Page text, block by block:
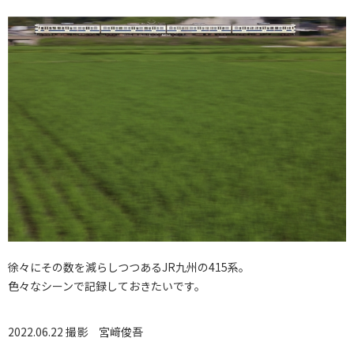
徐々にその数を減らしつつあるJR九州の415系。
色々なシーンで記録しておきたいです。
2022.06.22 撮影 宮﨑俊吾